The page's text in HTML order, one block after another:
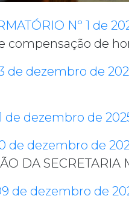
Nº 1 de
compensação de
de dezembro de
de dezembro de
de dezembro de
DA SECRETARIA
de dezembro de